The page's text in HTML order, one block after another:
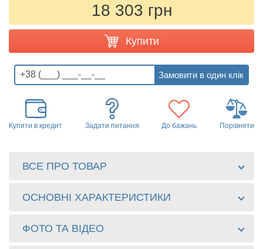
18 303 грн
Купити
Купити в кредит Задати питання До бажань Порівняти
ВСЕ ПРО ТОВАР
ОСНОВНІ ХАРАКТЕРИСТИКИ
ФОТО ТА ВІДЕО